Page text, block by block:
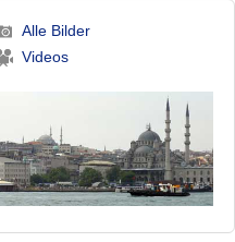
Alle Bilder
Videos